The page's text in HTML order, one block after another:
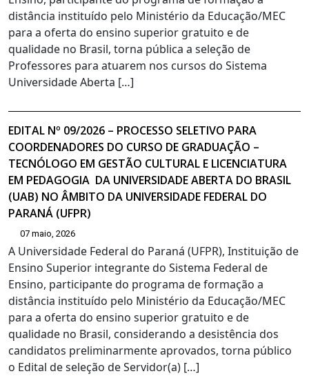
distância instituído pelo Ministério da Educação/MEC
para a oferta do ensino superior gratuito e de
qualidade no Brasil, torna pública a seleção de
Professores para atuarem nos cursos do Sistema
Universidade Aberta […]
EDITAL Nº 09/2026 – PROCESSO SELETIVO PARA
COORDENADORES DO CURSO DE GRADUAÇÃO –
TECNÓLOGO EM GESTÃO CULTURAL E LICENCIATURA
EM PEDAGOGIA DA UNIVERSIDADE ABERTA DO BRASIL
(UAB) NO ÂMBITO DA UNIVERSIDADE FEDERAL DO
PARANÁ (UFPR)
07 maio, 2026
A Universidade Federal do Paraná (UFPR), Instituição de
Ensino Superior integrante do Sistema Federal de
Ensino, participante do programa de formação a
distância instituído pelo Ministério da Educação/MEC
para a oferta do ensino superior gratuito e de
qualidade no Brasil, considerando a desistência dos
candidatos preliminarmente aprovados, torna público
o Edital de seleção de Servidor(a) […]